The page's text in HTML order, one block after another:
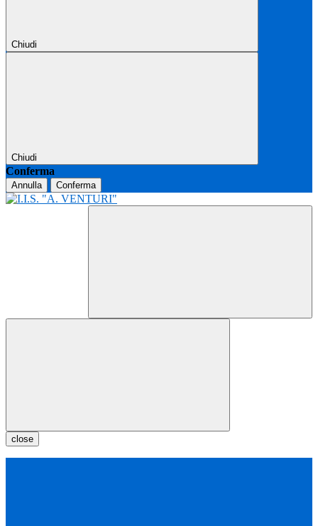
Chiudi
Chiudi
Conferma
Annulla Conferma
close